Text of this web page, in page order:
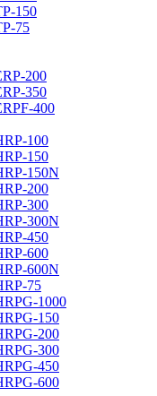
150
75
200
350
400
100
150
150N
200
300
300N
450
600
600N
75
1000
150
200
300
450
600